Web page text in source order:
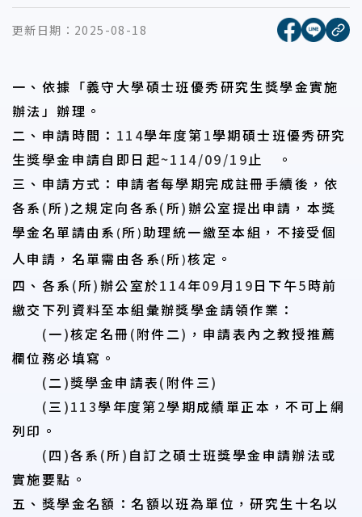
更新日期： 2025-08-18 [另開新
[另開
複
一、依據「義守大學碩士班優秀研究生獎學金實施
辦法」辦理。
二、申請時間： 114學年度第1學期碩士班優秀研究
生獎學金申請自即日起~114/09/19止
。
三、申請方式：申請者每學期完成註冊手續後，依
各系 (所)之規定向各系(所)辦公室提出申請，本獎
學金名單請由系 (所 )助理統一繳至本組，不接受個
人申請，名單需由各系 (所 )核定。
四、各系 (所)辦公室於114年09月 19日下午5時前
繳交下列資料至本組彙辦獎學金請領作業：
(一)核定名冊(附件二) ，申請表內之教授推薦
欄位務必填寫。
(二)獎學金申請表( 附件三)
(三 )113學年度第2學期成績單正本，不可上網
列印。
(四 )各系 (所) 自訂之碩士班獎學金申請辦法或
實施要點。
五、獎學金名額：名額以班為單位，研究生十名以